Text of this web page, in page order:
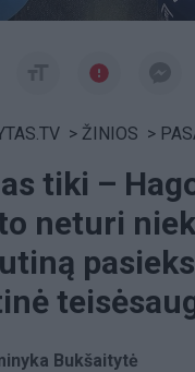
> ŽINIOS >
tiki –
neturi
pasieks
Bukšaitytė